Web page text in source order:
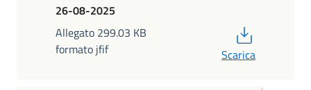
26-08-2025
Allegato 299.03 KB
formato jfif
Scarica